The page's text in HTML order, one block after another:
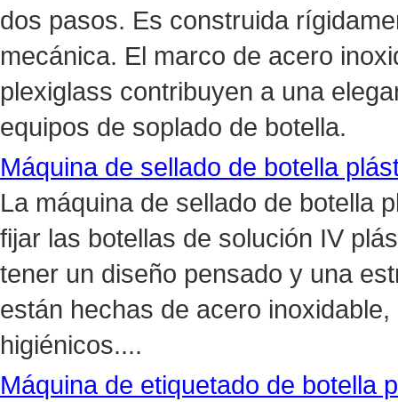
dos pasos. Es construida
mecánica. El marco de acero
plexiglass contribuyen a una
equipos de soplado de botella.
Máquina de sellado de botella
La máquina de sellado de botella
fijar las botellas de solución IV
tener un diseño pensado y una
están hechas de acero
higiénicos....
Máquina de etiquetado de botella